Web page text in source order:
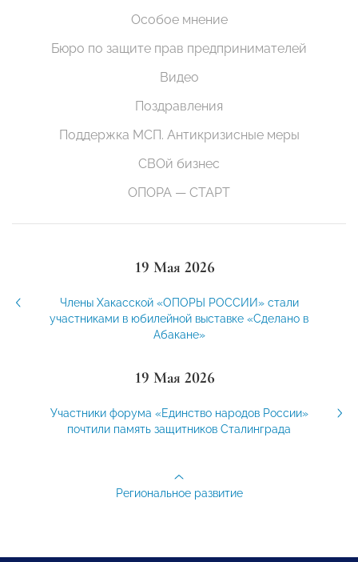
Особое мнение
Бюро по защите прав предпринимателей
Видео
Поздравления
Поддержка МСП. Антикризисные меры
СВОй бизнес
ОПОРА — СТАРТ
19 Мая 2026
Члены Хакасской «ОПОРЫ РОССИИ» стали
участниками в юбилейной выставке «Сделано в
Абакане»
19 Мая 2026
Участники форума «Единство народов России»
почтили память защитников Сталинграда
Региональное развитие